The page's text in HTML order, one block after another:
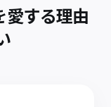
する理由